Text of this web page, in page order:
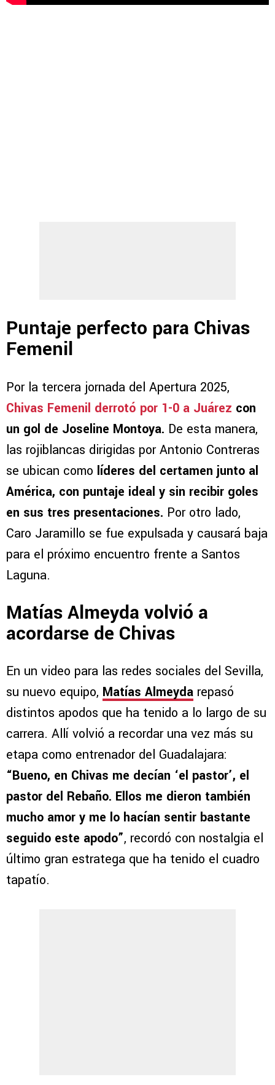
Puntaje perfecto para Chivas
Femenil
Por la tercera jornada del Apertura 2025,
Chivas Femenil derrotó por 1-0 a Juárez con
un gol de Joseline Montoya. De esta manera,
las rojiblancas dirigidas por Antonio Contreras
se ubican como líderes del certamen junto al
América, con puntaje ideal y sin recibir goles
en sus tres presentaciones. Por otro lado,
Caro Jaramillo se fue expulsada y causará baja
para el próximo encuentro frente a Santos
Laguna.
Matías Almeyda volvió a
acordarse de Chivas
En un video para las redes sociales del Sevilla,
su nuevo equipo, Matías Almeyda repasó
distintos apodos que ha tenido a lo largo de su
carrera. Allí volvió a recordar una vez más su
etapa como entrenador del Guadalajara:
“Bueno, en Chivas me decían ‘el pastor’, el
pastor del Rebaño. Ellos me dieron también
mucho amor y me lo hacían sentir bastante
seguido este apodo”, recordó con nostalgia el
último gran estratega que ha tenido el cuadro
tapatío.